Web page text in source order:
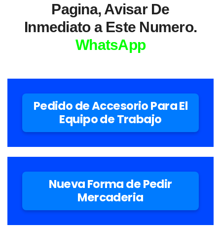
Pagina, Avisar De
Inmediato a Este Numero.
WhatsApp
Pedido de Accesorio Para El
Equipo de Trabajo
Nueva Forma de Pedir
Mercaderia